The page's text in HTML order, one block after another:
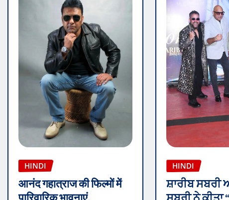
HINDI
आनंद गहात्राज की फिल्मों में
HINDI
ਸ਼ਾਰੀਬ ਸਬਰੀ